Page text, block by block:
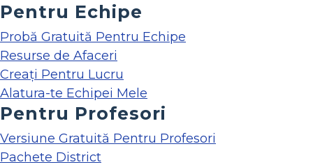
Pentru Echipe
Probă Gratuită Pentru Echipe
Resurse de Afaceri
Creați Pentru Lucru
Alatura-te Echipei Mele
Pentru Profesori
Versiune Gratuită Pentru Profesori
Pachete District